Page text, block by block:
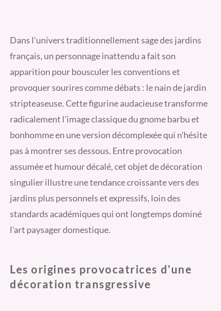
Dans l'univers traditionnellement sage des jardins
français, un personnage inattendu a fait son
apparition pour bousculer les conventions et
provoquer sourires comme débats : le nain de jardin
stripteaseuse. Cette figurine audacieuse transforme
radicalement l'image classique du gnome barbu et
bonhomme en une version décomplexée qui n'hésite
pas à montrer ses dessous. Entre provocation
assumée et humour décalé, cet objet de décoration
singulier illustre une tendance croissante vers des
jardins plus personnels et expressifs, loin des
standards académiques qui ont longtemps dominé
l'art paysager domestique.
Les origines provocatrices d'une
décoration transgressive